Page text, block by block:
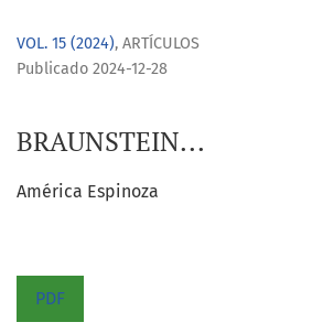
VOL. 15 (2024), ARTÍCULOS
BRAUNSTEIN...
Publicado 2024-12-28
América Espinoza
PDF